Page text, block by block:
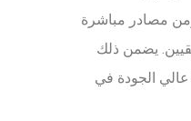
مصادر مباشرة
يضمن ذلك
عالي الجودة في